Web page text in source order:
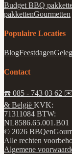
Budget BBQ
pakkettenGourmetten
Populaire Locaties
BlogFeestdagen
Contact
☎️ 085 - 743 03 62 ✉️
& België KVK:
71311084 BTW:
NL8586.65.001.B01
© 2026
Alle rechten
Algemene